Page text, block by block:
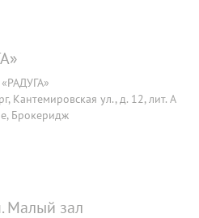
Кантемировская ул., д. 12, лит. А
Брокеридж
Малый зал